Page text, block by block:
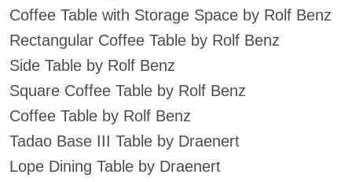
Coffee Table with Storage Space by Rolf Benz
Rectangular Coffee Table by Rolf Benz
Side Table by Rolf Benz
Square Coffee Table by Rolf Benz
Coffee Table by Rolf Benz
Tadao Base III Table by Draenert
Lope Dining Table by Draenert